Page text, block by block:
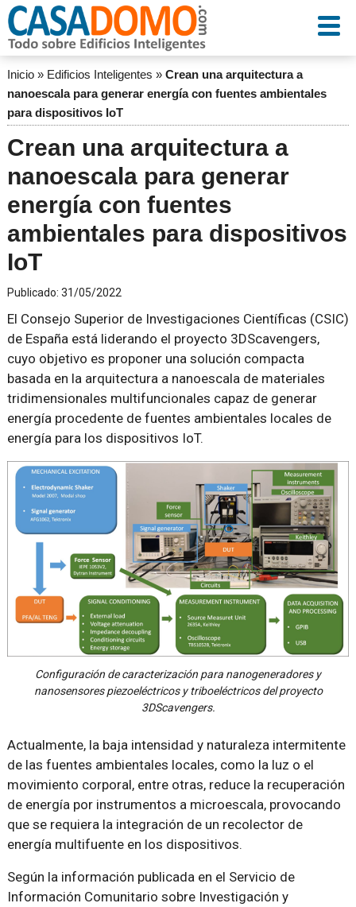
Inicio» Edificios Inteligentes » Crean una arquitectura a
nanoescala para generar energía con fuentes ambientales
para dispositivos IoT
Crean una arquitectura a
nanoescala para generar
energía con fuentes
ambientales para dispositivos
IoT
Publicado: 31/05/2022
El Consejo Superior de Investigaciones Científicas (CSIC)
de España está liderando el proyecto 3DScavengers,
cuyo objetivo es proponer una solución compacta
basada en la arquitectura a nanoescala de materiales
tridimensionales multifuncionales capaz de generar
energía procedente de fuentes ambientales locales de
energía para los dispositivos IoT.
Configuración de caracterización para nanogeneradores y
nanosensores piezoeléctricos y triboeléctricos del proyecto
3DScavengers.
Actualmente, la baja intensidad y naturaleza intermitente
de las fuentes ambientales locales, como la luz o el
movimiento corporal, entre otras, reduce la recuperación
de energía por instrumentos a microescala, provocando
que se requiera la integración de un recolector de
energía multifuente en los dispositivos.
Según la información publicada en el Servicio de
Información Comunitario sobre Investigación y